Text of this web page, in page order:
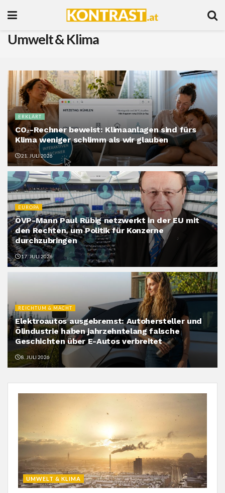
Umwelt & Klima
ERKLÄRT
CO₂-Rechner beweist: Klimaanlagen sind fürs
Klima weniger schlimm als wir glauben
21. JULI 2026
EUROPA
ÖVP-Mann Paul Rübig netzwerkt in der EU mit
den Rechten, um Politik für Konzerne
durchzubringen
17. JULI 2026
REICHTUM & MACHT
Elektroautos ausgebremst: Autohersteller und
Ölindustrie haben jahrzehntelang falsche
Geschichten über E-Autos verbreitet
8. JULI 2026
UMWELT & KLIMA